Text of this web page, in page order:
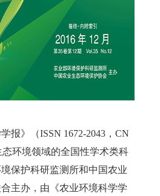
报》（ISSN 1672-2043，CN
态环境领域的全国性学术类科
保护科研监测所和中国农业
主办，由《农业环境科学学